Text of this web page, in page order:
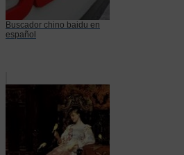
Buscador chino baidu en
español